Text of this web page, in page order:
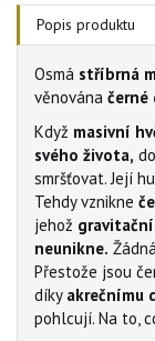
Popis produktu
Osmá stříbrná
věnována černé
Když masivní
svého života,
smršťovat. Její
Tehdy vznikne
jehož
neunikne.
Přestože jsou
díky akrečnímu
pohlcují. Na to,